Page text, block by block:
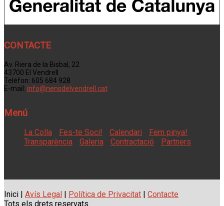
CONTACTE
Av. Riera de la Bisbal, 22
43700 El Vendrell
Telèfon: 605 684 928
E-mail: info@nensdelvendrell.cat
Menú
La Colla Fes-te Soci! Calendari
Fem pinya!
Transparència
Galeria Contractació Partners
Inici | Avís Legal Política de Privacitat
Contacte
Tots els drets reservats